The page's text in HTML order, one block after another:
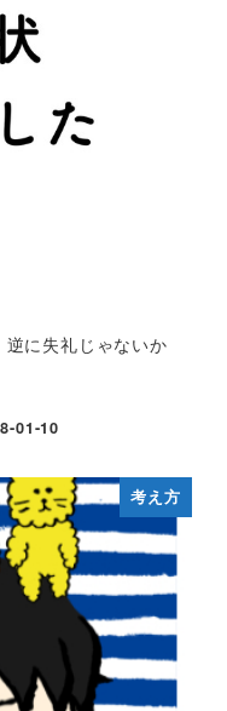
に失礼じゃないか
01-10
考え方